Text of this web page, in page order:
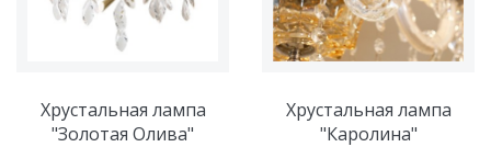
Хрустальная лампа
"Золотая Олива"
Хрустальная лампа
"Каролина"